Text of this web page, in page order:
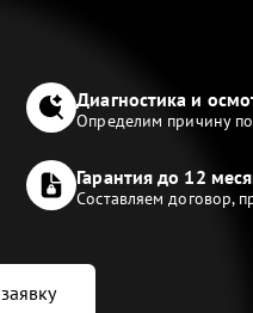
Диагностика и
Определим причину
Гарантия до 12
Составляем договор,